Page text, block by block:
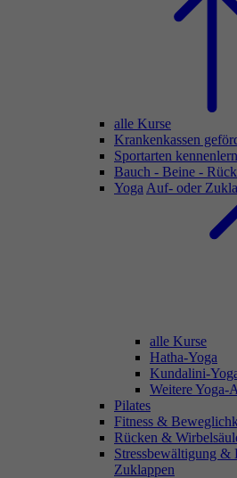
alle Kurse
Krankenkassen
Sportarten
Bauch - Beine -
Yoga Auf- oder
alle Kurse
Hatha-Yoga
Kundalini-
Weitere Yoga-
Pilates
Fitness &
Rücken &
Stressbewältigung &
Zuklappen